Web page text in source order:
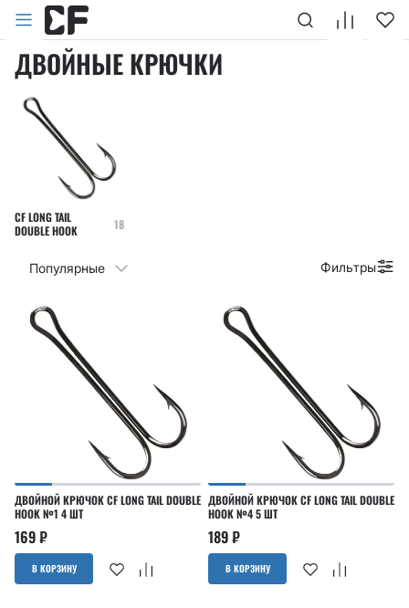
Главная
ДВОЙНЫЕ КРЮЧКИ
CF LONG TAIL
DOUBLE HOOK
18
Фильтры
Популярные
ДВОЙНОЙ КРЮЧОК CF LONG TAIL DOUBLE
HOOK №1 4 ШТ
169₽
В КОРЗИНУ
ДВОЙНОЙ КРЮЧОК CF LONG TAIL DOUBLE
HOOK №4 5 ШТ
189₽
В КОРЗИНУ